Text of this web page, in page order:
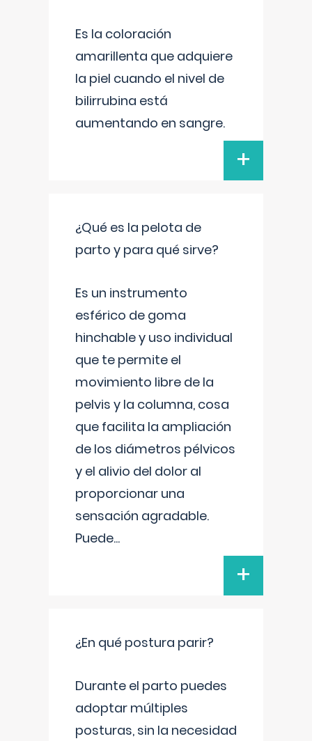
Es la coloración
amarillenta que adquiere
la piel cuando el nivel de
bilirrubina está
aumentando en sangre.
+
¿Qué es la pelota de
parto y para qué sirve?
Es un instrumento
esférico de goma
hinchable y uso individual
que te permite el
movimiento libre de la
pelvis y la columna, cosa
que facilita la ampliación
de los diámetros pélvicos
y el alivio del dolor al
proporcionar una
sensación agradable.
Puede...
+
¿En qué postura parir?
Durante el parto puedes
adoptar múltiples
posturas, sin la necesidad